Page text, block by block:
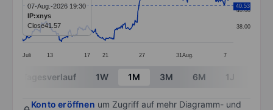
The chart has 1 X axis displaying categories.
The chart has 1 Y axis displaying values. Data
Juli 13 17 21 27 31 Aug. 7
38.00
40.00
40.53
07-Aug.-2026 19:30
IP:xnys
Close41.57
End of interactive chart.
Tagesverlauf 1W 1M 3M 6M 1J
Konto eröffnen um Zugriff auf mehr Diagramm- und